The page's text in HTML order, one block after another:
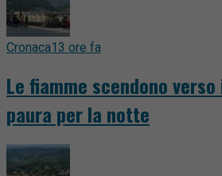
Cronaca13 ore fa
Le fiamme scendono
paura per la notte